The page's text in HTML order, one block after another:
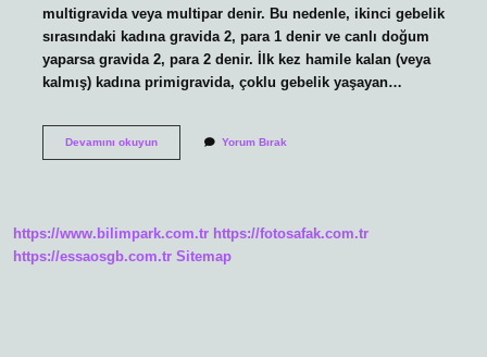
multigravida veya multipar denir. Bu nedenle, ikinci gebelik
sırasındaki kadına gravida 2, para 1 denir ve canlı doğum
yaparsa gravida 2, para 2 denir. İlk kez hamile kalan (veya
kalmış) kadına primigravida, çoklu gebelik yaşayan…
Devamını okuyunHamile
Yorum Bırak
https://www.bilimpark.com.tr https://fotosafak.com.tr
https://essaosgb.com.tr Sitemap